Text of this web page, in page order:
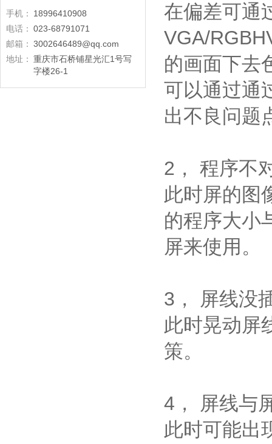
手机：
18996410908
电话： 023-68791071
邮箱： 3002646489@qq.com
地址： 重庆市石桥铺星光汇1号写
字楼26-1
在偏差可通
VGA/
的画面下去
可以通过通
出不良问题
2， 程序不
此时屏的图
的程序大小
屏来使用。
3， 屏线没
此时晃动屏
策。
4， 屏线与
此时可能出